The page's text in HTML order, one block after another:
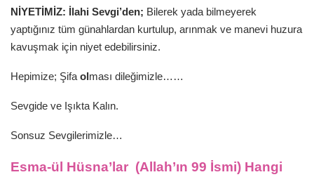
NİYETİMİZ: İlahi Sevgi’den; Bilerek yada bilmeyerek
yaptığınız tüm günahlardan kurtulup, arınmak ve manevi huzura
kavuşmak için niyet edebilirsiniz.
Hepimize; Şifa olması dileğimizle……
Sevgide ve Işıkta Kalın.
Sonsuz Sevgilerimizle…
Esma-ül Hüsna’lar (Allah’ın 99 İsmi) Hangi